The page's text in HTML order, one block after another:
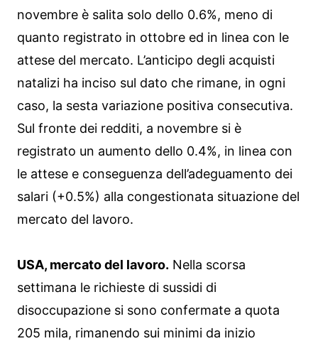
novembre è salita solo dello 0.6%, meno di
quanto registrato in ottobre ed in linea con le
attese del mercato. L’anticipo degli acquisti
natalizi ha inciso sul dato che rimane, in ogni
caso, la sesta variazione positiva consecutiva.
Sul fronte dei redditi, a novembre si è
registrato un aumento dello 0.4%, in linea con
le attese e conseguenza dell’adeguamento dei
salari (+0.5%) alla congestionata situazione del
mercato del lavoro.
USA, mercato del lavoro. Nella scorsa
settimana le richieste di sussidi di
disoccupazione si sono confermate a quota
205 mila, rimanendo sui minimi da inizio